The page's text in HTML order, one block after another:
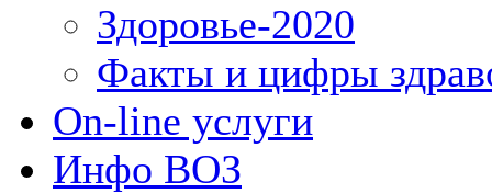
Здоровье-2020
Факты и цифры
On-line услуги
Инфо ВОЗ